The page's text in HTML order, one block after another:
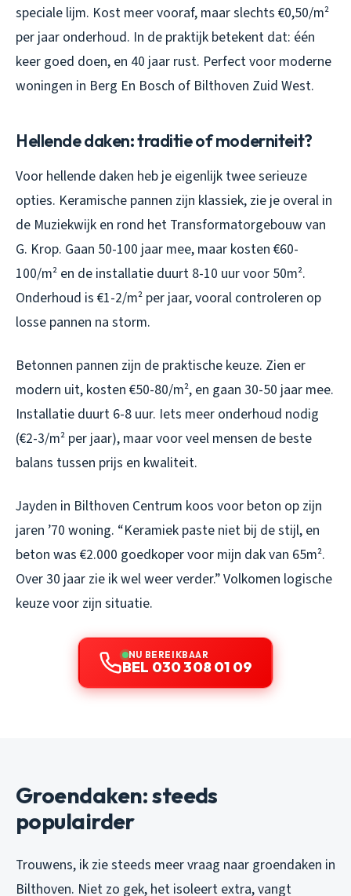
speciale lijm. Kost meer vooraf, maar slechts €0,50/m²
per jaar onderhoud. In de praktijk betekent dat: één
keer goed doen, en 40 jaar rust. Perfect voor moderne
woningen in Berg En Bosch of Bilthoven Zuid West.
Hellende daken: traditie of moderniteit?
Voor hellende daken heb je eigenlijk twee serieuze
opties. Keramische pannen zijn klassiek, zie je overal in
de Muziekwijk en rond het Transformatorgebouw van
G. Krop. Gaan 50-100 jaar mee, maar kosten €60-
100/m² en de installatie duurt 8-10 uur voor 50m².
Onderhoud is €1-2/m² per jaar, vooral controleren op
losse pannen na storm.
Betonnen pannen zijn de praktische keuze. Zien er
modern uit, kosten €50-80/m², en gaan 30-50 jaar mee.
Installatie duurt 6-8 uur. Iets meer onderhoud nodig
(€2-3/m² per jaar), maar voor veel mensen de beste
balans tussen prijs en kwaliteit.
Jayden in Bilthoven Centrum koos voor beton op zijn
jaren ’70 woning. “Keramiek paste niet bij de stijl, en
beton was €2.000 goedkoper voor mijn dak van 65m².
Over 30 jaar zie ik wel weer verder.” Volkomen logische
keuze voor zijn situatie.
NU BEREIKBAAR
BEL 030 308 01 09
Groendaken: steeds
populairder
Trouwens, ik zie steeds meer vraag naar groendaken in
Bilthoven. Niet zo gek, het isoleert extra, vangt